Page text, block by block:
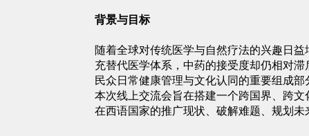
背景与目标
随着全球对传统医学与自然疗法的兴趣日
充替代医学体系，中药的接受度却仍相对
民众日常健康管理与文化认同的重要组成
本次线上交流会旨在搭建一个跨国界、跨
在西语国家的推广现状、破解难题、规划未